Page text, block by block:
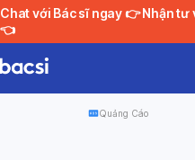
Chat với Bác sĩ ngay 👉 Nhận tư vấn MIỄN PHÍ
👈
Quảng Cáo